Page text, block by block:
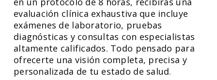
evaluación clínica exhaustiva que incluye
exámenes de laboratorio, pruebas
diagnósticas y consultas con especialistas
altamente calificados. Todo pensado para
ofrecerte una visión completa, precisa y
personalizada de tu estado de salud.